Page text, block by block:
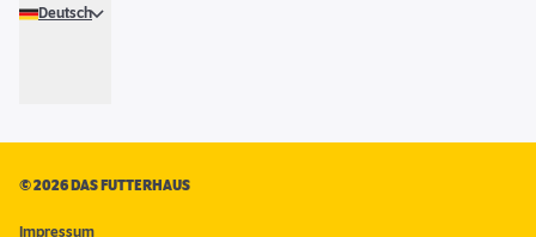
Deutsch
©2026 DAS FUTTERHAUS
Impressum